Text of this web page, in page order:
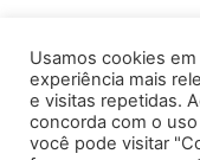
Webmail
Intranet
Administração
Usamos cookies
experiência mais
e visitas repetidas.
concorda com o
você pode visitar